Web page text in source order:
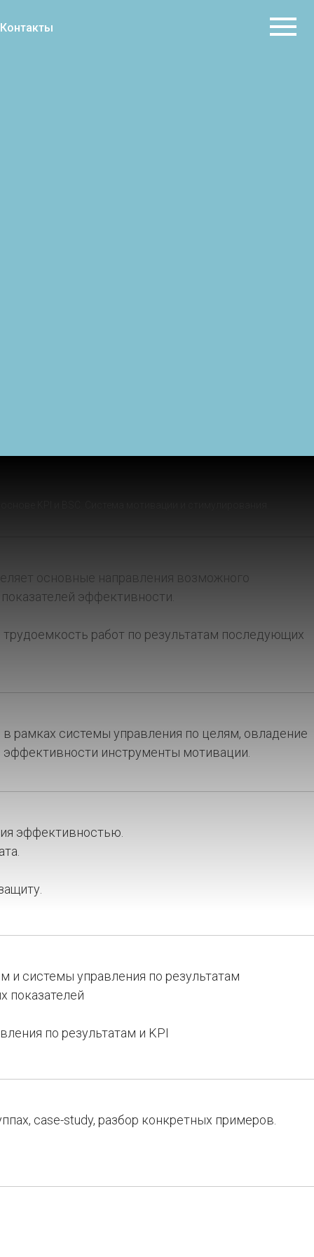
Контакты
эффективностью
стимулирования.
основные направления возможного
эффективности.
работ по результатам последующих
рамках системы управления по целям, овладение
инструменты мотивации.
эффективностью.
и системы управления по результатам
показателей
по результатам и KPI
case-study, разбор конкретных примеров.